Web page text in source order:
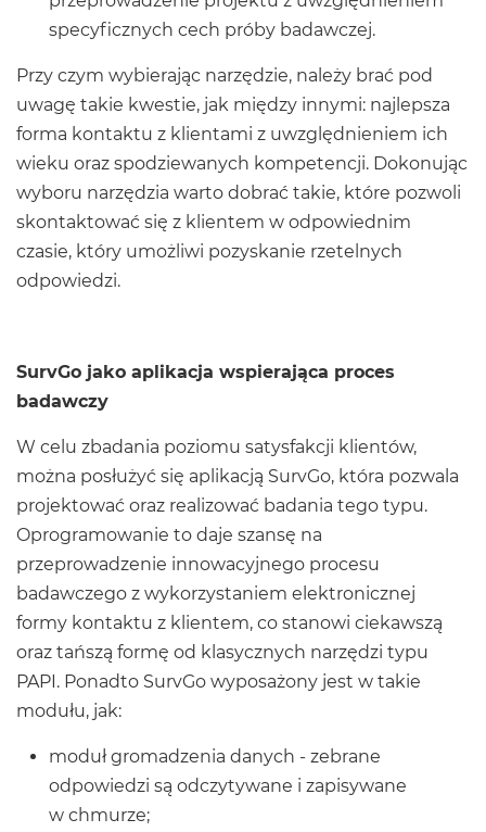
specyficznych cech próby badawczej.
Przy czym wybierając narzędzie, należy brać pod
uwagę takie kwestie, jak między innymi: najlepsza
forma kontaktu z klientami z uwzględnieniem ich
wieku oraz spodziewanych kompetencji. Dokonując
wyboru narzędzia warto dobrać takie, które pozwoli
skontaktować się z klientem w odpowiednim
czasie, który umożliwi pozyskanie rzetelnych
odpowiedzi.
SurvGo jako aplikacja wspierająca proces
badawczy
W celu zbadania poziomu satysfakcji klientów,
można posłużyć się aplikacją SurvGo, która pozwala
projektować oraz realizować badania tego typu.
Oprogramowanie to daje szansę na
przeprowadzenie innowacyjnego procesu
badawczego z wykorzystaniem elektronicznej
formy kontaktu z klientem, co stanowi ciekawszą
oraz tańszą formę od klasycznych narzędzi typu
PAPI. Ponadto SurvGo wyposażony jest w takie
modułu, jak:
moduł gromadzenia danych - zebrane
odpowiedzi są odczytywane i zapisywane
w chmurze;